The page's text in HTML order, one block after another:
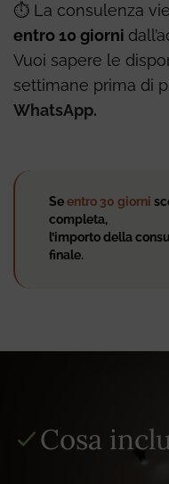
01.
casa
⏱ La consulenza
entro 10 giorni
Vuoi sapere le
settimane prima di
WhatsApp.
Seentro 30 giorni
completa,
l’importo della
finale.
Cosa